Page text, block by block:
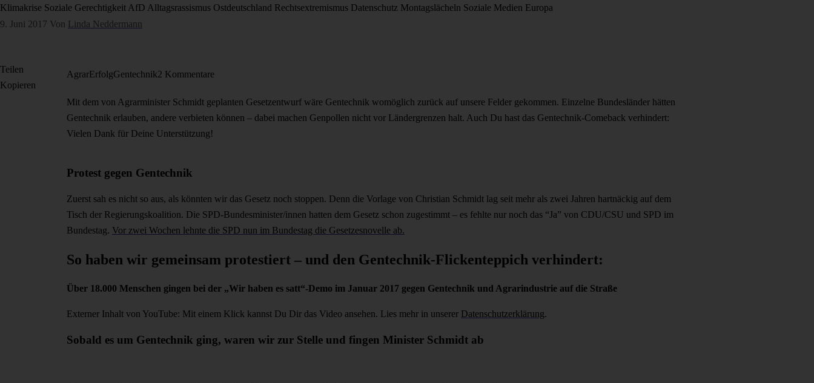
Klimakrise Soziale Gerechtigkeit AfD Alltagsrassismus Ostdeutschland Rechtsextremismus Datenschutz Montagslächeln Soziale Medien Europa
9. Juni 2017 Von Linda Neddermann
AgrarErfolgGentechnik2 Kommentare
Mit dem von Agrarminister Schmidt geplanten Gesetzentwurf wäre Gentechnik womöglich zurück auf unsere Felder gekommen. Einzelne Bundesländer hätten
Gentechnik erlauben, andere verbieten können – dabei machen Genpollen nicht vor Ländergrenzen halt. Auch Du hast das Gentechnik-Comeback verhindert:
Vielen Dank für Deine Unterstützung!
Protest gegen Gentechnik
Zuerst sah es nicht so aus, als könnten wir das Gesetz noch stoppen. Denn die Vorlage von Christian Schmidt lag seit mehr als zwei Jahren hartnäckig auf dem
Tisch der Regierungskoalition. Die SPD-Bundesminister/innen hatten dem Gesetz schon zugestimmt – es fehlte nur noch das “Ja” von CDU/CSU und SPD im
Bundestag. Vor zwei Wochen lehnte die SPD nun im Bundestag die Gesetzesnovelle ab.
So haben wir gemeinsam protestiert – und den Gentechnik-Flickenteppich verhindert:
Über 18.000 Menschen gingen bei der „Wir haben es satt“-Demo im Januar 2017 gegen Gentechnik und Agrarindustrie auf die Straße
Externer Inhalt von YouTube: Mit einem Klick kannst Du Dir das Video ansehen. Lies mehr in unserer Datenschutzerklärung.
Sobald es um Gentechnik ging, waren wir zur Stelle und fingen Minister Schmidt ab
Teilen
Kopieren